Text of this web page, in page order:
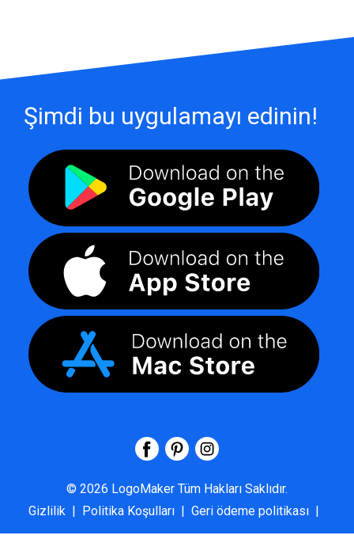
Şimdi bu uygulamayı edinin!
© 2026 LogoMaker Tüm Hakları Saklıdır.
Gizlilik | Politika Koşulları | Geri ödeme politikası |